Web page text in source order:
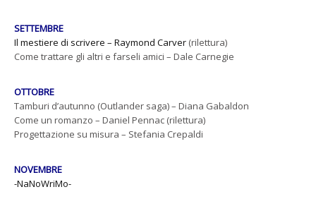
SETTEMBRE
Il mestiere di scrivere – Raymond Carver (rilettura)
Come trattare gli altri e farseli amici – Dale Carnegie
OTTOBRE
Tamburi d’autunno (Outlander saga) – Diana Gabaldon
Come un romanzo – Daniel Pennac (rilettura)
Progettazione su misura – Stefania Crepaldi
NOVEMBRE
-NaNoWriMo-